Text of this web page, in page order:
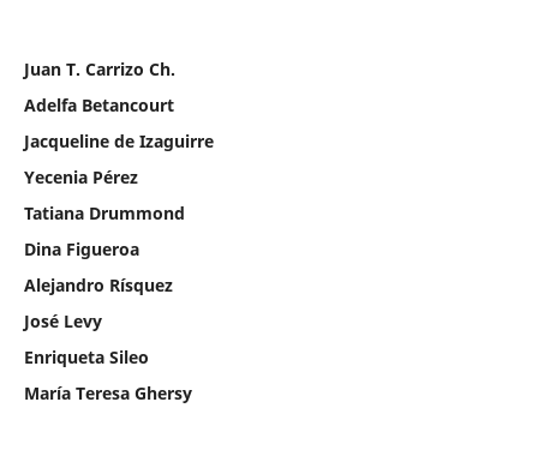
Juan T. Carrizo Ch.
Adelfa Betancourt
Jacqueline de Izaguirre
Yecenia Pérez
Tatiana Drummond
Dina Figueroa
Alejandro Rísquez
José Levy
Enriqueta Sileo
María Teresa Ghersy